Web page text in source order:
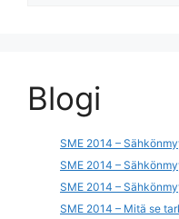
Blogi
SME 2014 –
SME 2014 –
SME 2014 –
SME 2014 – Mitä se